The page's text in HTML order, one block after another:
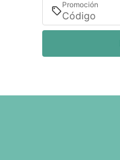
Promoción